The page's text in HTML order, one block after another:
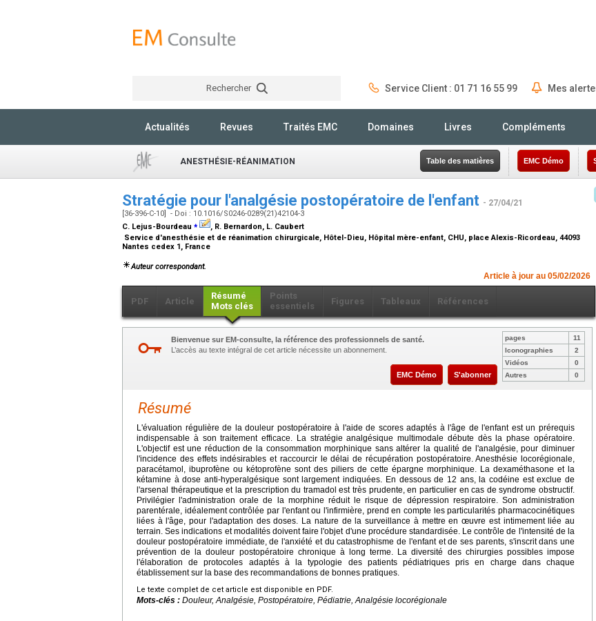
Rechercher Service Client : 01 71 16 55 99 Mes
Actualités Revues Traités EMC Domaines Livres Compléments
ANESTHÉSIE-RÉANIMATION Table des matières EMC Démo
Stratégie pour l'analgésie postopératoire de l'enfant - 27/04/21
[36-396-C-10] - Doi : 10.1016/S0246-0289(21)42104-3
C. Lejus-Bourdeau ⁎
, R. Bernardon, L. Caubert
Service d'anesthésie et de réanimation chirurgicale, Hôtel-Dieu, Hôpital mère-enfant, CHU, place Alexis-Ricordeau, 44093
Nantes cedex 1, France
Auteur correspondant.
Article à jour au 05/02/2026
PDF Article
Résumé
Mots clés
Points
essentiels
Figures Tableaux Références
Bienvenue sur EM-consulte, la référence des professionnels de santé.
L’accès au texte intégral de cet article nécessite un abonnement.
EMC Démo S'abonner
pages
11
Iconographies
2
Vidéos
0
Autres
0
Résumé
L'évaluation régulière de la douleur postopératoire à l'aide de scores adaptés à l'âge de l'enfant est un prérequis
indispensable à son traitement efficace. La stratégie analgésique multimodale débute dès la phase opératoire.
L'objectif est une réduction de la consommation morphinique sans altérer la qualité de l'analgésie, pour diminuer
l'incidence des effets indésirables et raccourcir le délai de récupération postopératoire. Anesthésie locorégionale,
paracétamol, ibuprofène ou kétoprofène sont des piliers de cette épargne morphinique. La dexaméthasone et la
kétamine à dose anti-hyperalgésique sont largement indiquées. En dessous de 12 ans, la codéine est exclue de
l'arsenal thérapeutique et la prescription du tramadol est très prudente, en particulier en cas de syndrome obstructif.
Privilégier l'administration orale de la morphine réduit le risque de dépression respiratoire. Son administration
parentérale, idéalement contrôlée par l'enfant ou l'infirmière, prend en compte les particularités pharmacocinétiques
liées à l'âge, pour l'adaptation des doses. La nature de la surveillance à mettre en œuvre est intimement liée au
terrain. Ses indications et modalités doivent faire l'objet d'une procédure standardisée. Le contrôle de l'intensité de la
douleur postopératoire immédiate, de l'anxiété et du catastrophisme de l'enfant et de ses parents, s'inscrit dans une
prévention de la douleur postopératoire chronique à long terme. La diversité des chirurgies possibles impose
l'élaboration de protocoles adaptés à la typologie des patients pédiatriques pris en charge dans chaque
établissement sur la base des recommandations de bonnes pratiques.
Le texte complet de cet article est disponible en PDF.
Mots-clés : Douleur, Analgésie, Postopératoire, Pédiatrie, Analgésie locorégionale